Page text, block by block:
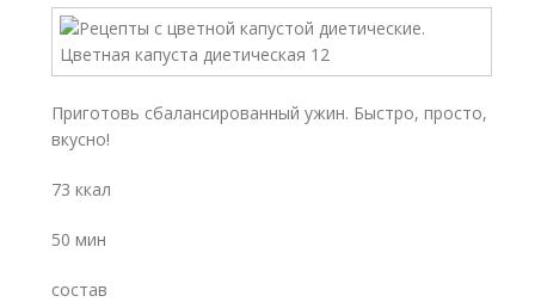
Приготовь сбалансированный ужин. Быстро, просто,
вкусно!
73 ккал
50 мин
состав